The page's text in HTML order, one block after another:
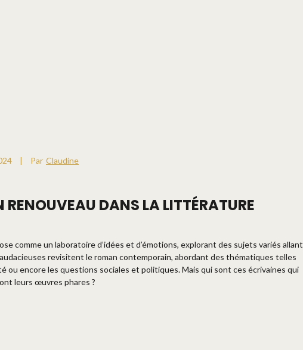
| Par Claudine
DANS LA LITTÉRATURE
comme un laboratoire d’idées et d’émotions, explorant des sujets variés allant
audacieuses revisitent le roman contemporain, abordant des thématiques telles
ou encore les questions sociales et politiques. Mais qui sont ces écrivaines qui
leurs œuvres phares ?